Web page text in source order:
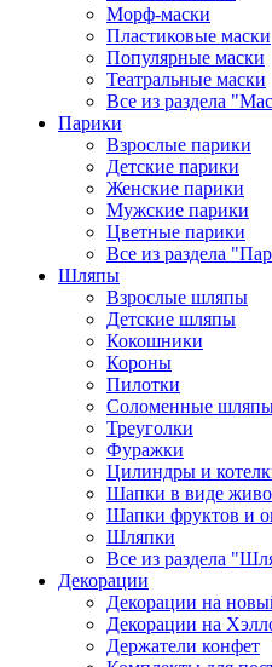
Морф-маски
Пластиковые маски
Популярные маски
Театральные маски
Все из раздела
Парики
Взрослые парики
Детские парики
Женские парики
Мужские парики
Цветные парики
Все из раздела
Шляпы
Взрослые шляпы
Детские шляпы
Кокошники
Короны
Пилотки
Соломенные
Треуголки
Фуражки
Цилиндры и
Шапки в виде
Шапки фруктов и
Шляпки
Все из раздела
Декорации
Декорации на
Декорации на
Держатели конфет